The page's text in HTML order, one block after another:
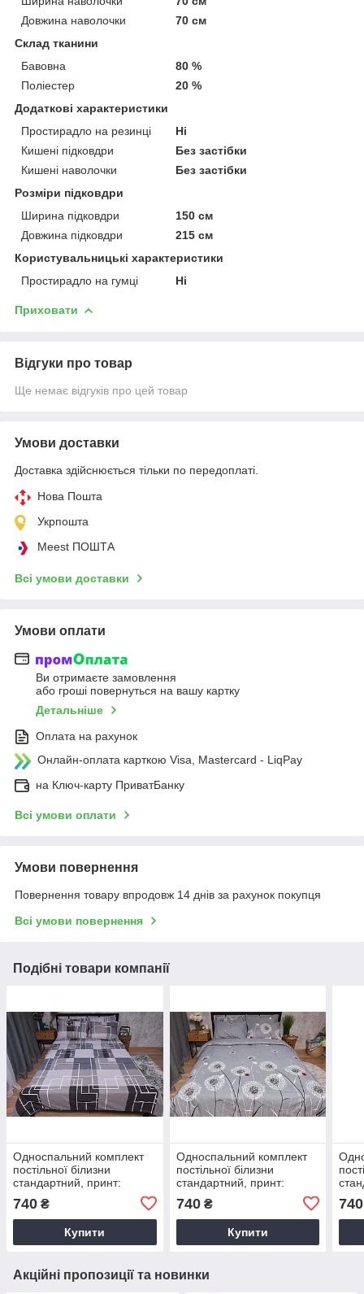
Довжина наволочки
70 см
Склад тканини
Бавовна
80 %
Поліестер
20 %
Додаткові характеристики
Простирадло на резинці
Ні
Кишені підковдри
Без застібки
Кишені наволочки
Без застібки
Розміри підковдри
Ширина підковдри
150 см
Довжина підковдри
215 см
Користувальницькі характеристики
Простирадло на гумці
Ні
Приховати
Відгуки про товар
Ще немає відгуків про цей товар
Умови доставки
Доставка здійснюється тільки по передоплаті.
Нова Пошта
Укрпошта
Meest ПОШТА
Всі умови доставки
Умови оплати
Ви отримаєте замовлення
або гроші повернуться на вашу картку
Детальніше
Оплата на рахунок
Онлайн-оплата карткою Visa, Mastercard - LiqPay
на Ключ-карту ПриватБанку
Всі умови оплати
Умови повернення
Повернення товару впродовж 14 днів за рахунок покупця
Всі умови повернення
Подібні товари компанії
Односпальний комплект
постільної білизни
стандартний, принт:
740 ₴
Купити
Односпальний комплект
постільної білизни
стандартний, принт:
740₴
Купити
740
Акційні пропозиції та новинки